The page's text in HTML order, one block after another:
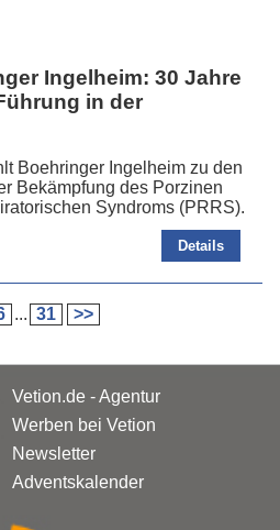
Ingelheim: 30 Jahre
in der
Boehringer Ingelheim zu den
Bekämpfung des Porzinen
Syndroms (PRRS).
Details
... 31 >>
Vetion.de - Agentur
Werben bei Vetion
Newsletter
Adventskalender